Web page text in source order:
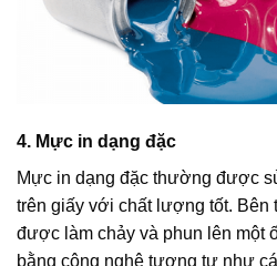
4. Mực in dạng đặc
Mực in dạng đặc thường được
trên giấy với chất lượng tốt. Bên
được làm chảy và phun lên một
bằng công nghệ tương tự như